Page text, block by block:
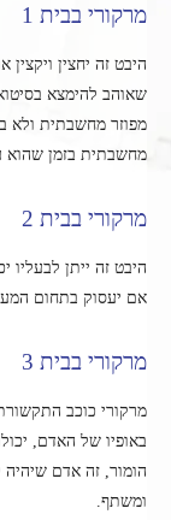
מרקורי בבית 1
היבט זה יחצין
שאוהב להימצא
מפוזר מחשבתית ולא
מחשבתית בזמן שהוא
מרקורי בבית 2
היבט זה ייתן
אם יעסוק בתחום
מרקורי בבית 3
מרקורי כוכב
באופיו של האדם,
הומור, זה אדם שיהיה
ומשתף.